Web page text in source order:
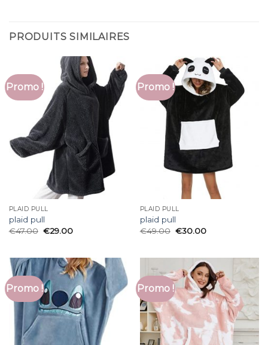
PRODUITS SIMILAIRES
Promo !
PLAID PULL
plaid pull
€47.00 €29.00
Promo !
PLAID PULL
plaid pull
€49.00 €30.00
Promo ! Promo !